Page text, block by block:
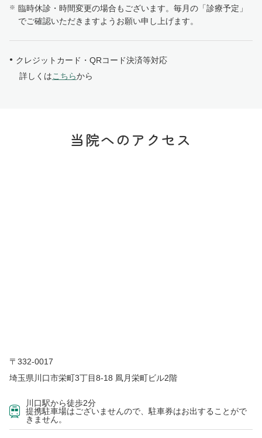
臨時休診・時間変更の場合もございます。毎月の「診療予定」
でご確認いただきますようお願い申し上げます。
クレジットカード・QRコード決済等対応
詳しくはこちらから
当院へのアクセス
〒332-0017
埼玉県川口市栄町3丁目8-18 凮月栄町ビル2階
川口駅から徒歩2分
提携駐車場はございませんので、駐車券はお出することがで
きません。